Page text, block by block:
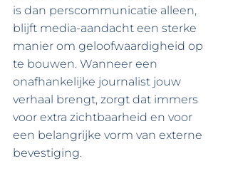
is dan perscommunicatie alleen,
blijft media-aandacht een sterke
manier om geloofwaardigheid op
te bouwen. Wanneer een
onafhankelijke journalist jouw
verhaal brengt, zorgt dat immers
voor extra zichtbaarheid en voor
een belangrijke vorm van externe
bevestiging.